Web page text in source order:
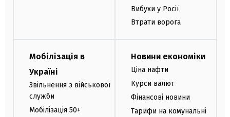
Вибухи у Росії
Втрати ворога
Мобілізація в
Україні
Звільнення з військової
служби
Мобілізація 50+
Новини економіки
Ціна нафти
Курси валют
Фінансові новини
Тарифи на комунальні